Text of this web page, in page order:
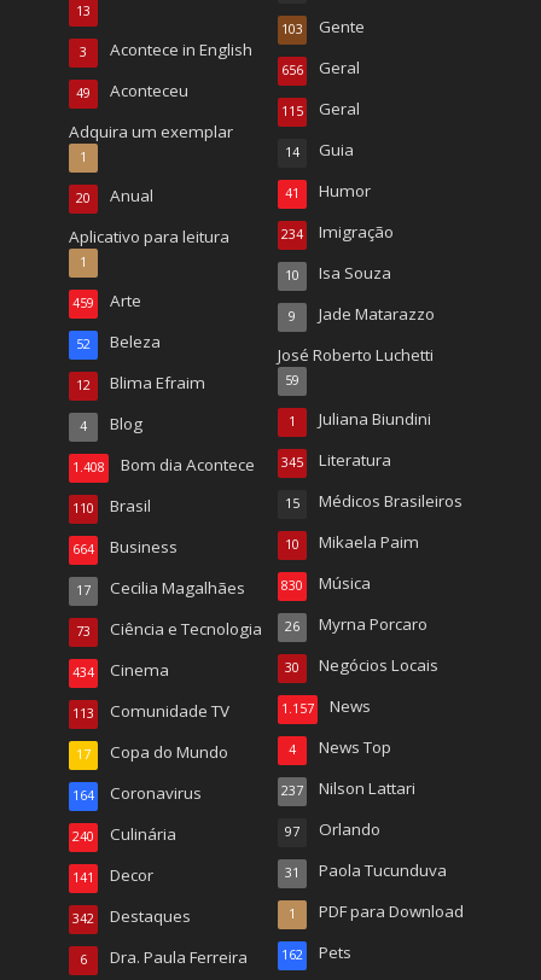
13
Acontece in English
3
Aconteceu
49
Adquira um exemplar
1
Anual
20
Aplicativo para leitura
1
Arte
459
Beleza
52
Blima Efraim
12
Blog
4
Bom dia Acontece
1.408
Brasil
110
Business
664
Cecilia Magalhães
17
Ciência e Tecnologia
73
Cinema
434
Comunidade TV
113
Copa do Mundo
17
Coronavirus
164
Culinária
240
Decor
141
Destaques
342
Dra. Paula Ferreira
6
Gente
103
Geral
656
Geral
115
Guia
14
Humor
41
Imigração
234
Isa Souza
10
Jade Matarazzo
9
José Roberto Luchetti
59
Juliana Biundini
1
Literatura
345
Médicos Brasileiros
15
Mikaela Paim
10
Música
830
Myrna Porcaro
26
Negócios Locais
30
News
1.157
News Top
4
Nilson Lattari
237
Orlando
97
Paola Tucunduva
31
PDF para Download
1
Pets
162